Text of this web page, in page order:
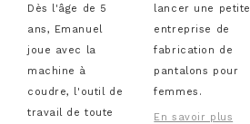
Dès l'âge de 5
ans, Emanuel
joue avec la
machine à
coudre, l'outil de
travail de toute
lancer une petite
entreprise de
fabrication de
pantalons pour
femmes.
En savoir plus